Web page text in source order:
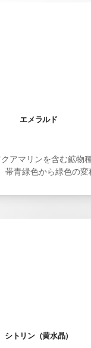
エメラルド
アマリンを含む鉱物
帯青緑色から緑色の変
シトリン（黄水晶）